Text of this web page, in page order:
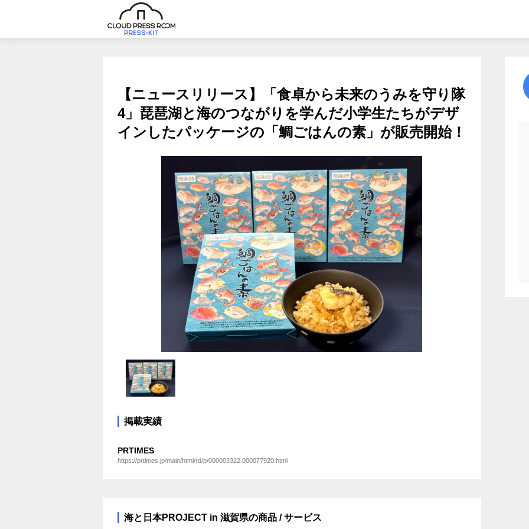
【ニュースリリース】「食卓から未来のうみを守り隊
4」琵琶湖と海のつながりを学んだ小学生たちがデザ
インしたパッケージの「鯛ごはんの素」が販売開始！
掲載実績
PRTIMES
https://prtimes.jp/main/html/rd/p/000003322.000077920.html
海と日本PROJECT in 滋賀県の商品 / サービス